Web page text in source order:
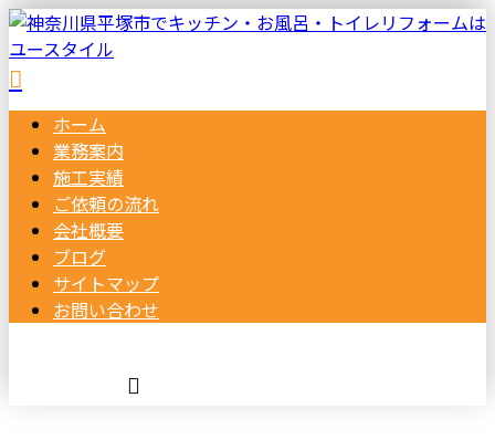
ホーム
業務案内
施工実績
ご依頼の流れ
会社概要
ブログ
サイトマップ
お問い合わせ